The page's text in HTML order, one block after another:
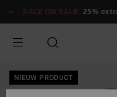
naar
SALE ON SALE 25% extra
NIEUW PRODUCT